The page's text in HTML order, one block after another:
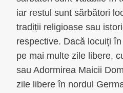
iar restul sunt sărbători
tradiții religioase sau
respective. Dacă locuiți
pe mai multe zile libere,
sau Adormirea Maicii
zile libere în nordul